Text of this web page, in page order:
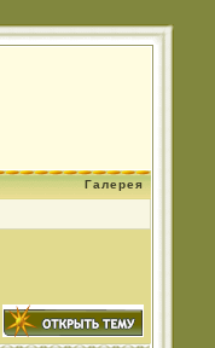
Галерея